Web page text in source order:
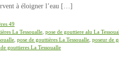
à éloigner l’eau […]
49
La Tessoualle pose de gouttiere alu La
pose de gouttières La Tessoualle poseur de
gouttieres La Tessoualle